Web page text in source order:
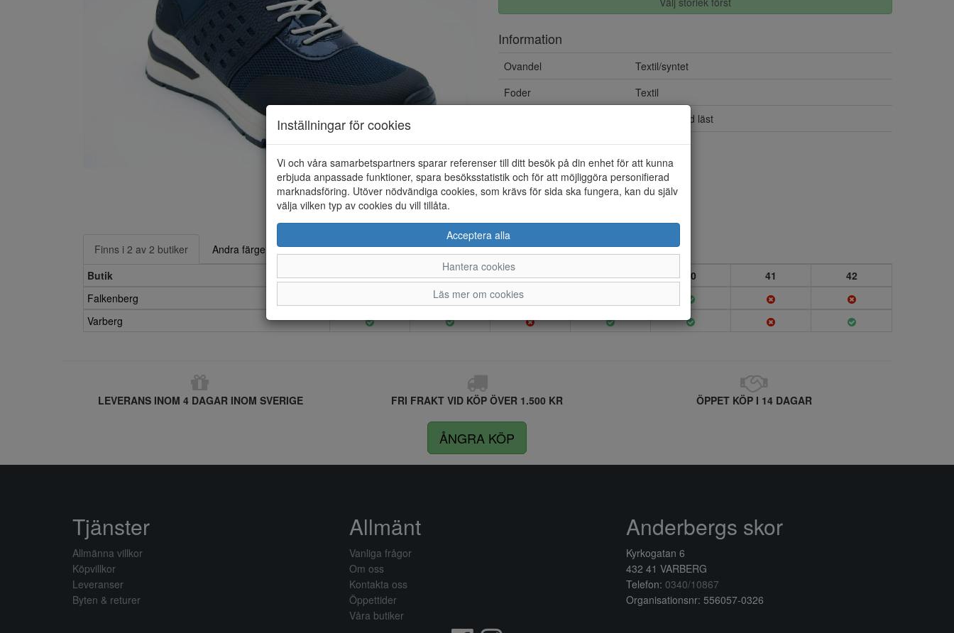
Information
Ovandel
Textil/syntet
Foder
Textil
H-VIDD, bred läst
Löstagbar innersula
Ja
Finns i 2 av 2 butiker
Andra färger
Butik
36 37 38 39 40 41
42
Falkenberg
Varberg
LEVERANS INOM 4 DAGAR INOM SVERIGE FRI FRAKT VID KÖP ÖVER 1.500 KR ÖPPET KÖP I 14 DAGAR
ÅNGRA KÖP
Inställningar för cookies
Vi och våra samarbetspartners sparar referenser till ditt besök på din enhet för att kunna
erbjuda anpassade funktioner, spara besöksstatistik och för att möjliggöra personifierad
marknadsföring. Utöver nödvändiga cookies, som krävs för sida ska fungera, kan du själv
välja vilken typ av cookies du vill tillåta.
Acceptera alla
Hantera cookies
Läs mer om cookies
Tjänster
Allmänna villkor
Köpvillkor
Leveranser
Byten & returer
Allmänt
Vanliga frågor
Om oss
Kontakta oss
Öppettider
Våra butiker
Anderbergs skor
Kyrkogatan 6
432 41 VARBERG
Telefon: 0340/10867
Organisationsnr: 556057-0326